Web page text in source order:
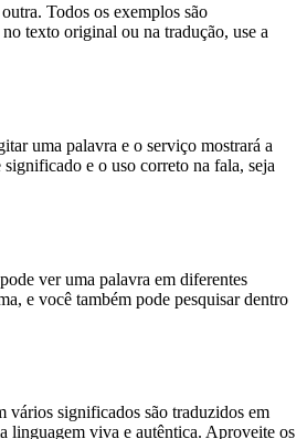
Todos os exemplos são
texto original ou na tradução, use a
uma palavra e o serviço mostrará a
e o uso correto na fala, seja
ver uma palavra em diferentes
e você também pode pesquisar dentro
vários significados são traduzidos em
linguagem viva e autêntica. Aproveite os